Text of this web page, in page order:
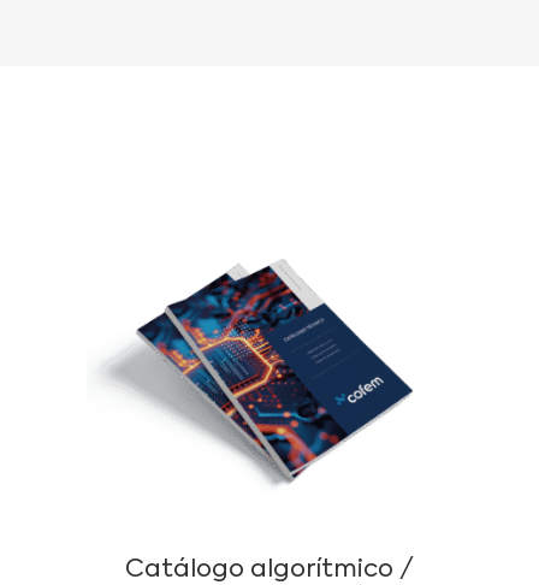
Catálogo algorítmico /